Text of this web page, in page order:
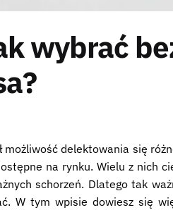
wybrać
możliwość delektowania się
na rynku. Wielu z nich
schorzeń. Dlatego tak
W tym wpisie dowiesz się